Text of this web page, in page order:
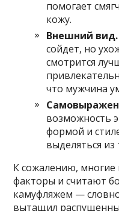
помогает
кожу.
Внешний вид.
сойдет, но
смотрится
что мужчина
возможность
формой и
выделяться из
К сожалению,
факторы и считают
камуфляжем —
вытащил